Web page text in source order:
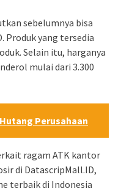
sebelumnya bisa
Produk yang tersedia
Selain itu, harganya
mulai dari 3.300
Perusahaan
ragam ATK kantor
di DatascripMall.ID,
terbaik di Indonesia